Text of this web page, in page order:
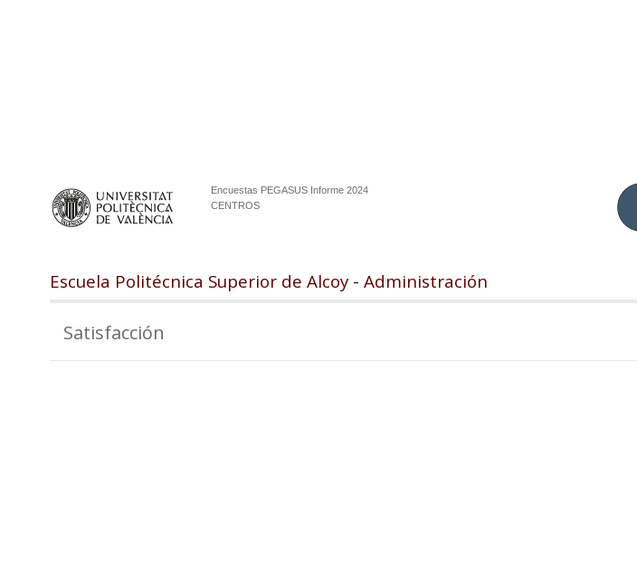
Encuestas PEGASUS Informe 2024
CENTROS
Escuela Politécnica Superior de Alcoy - Administración
Satisfacción